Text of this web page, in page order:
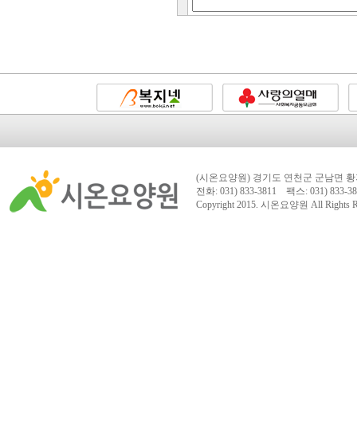
(시온요양원) 경기도 연천군 군남면
전화: 031) 833-3811 팩스: 031) 833-
Copyright 2015. 시온요양원 All Rights